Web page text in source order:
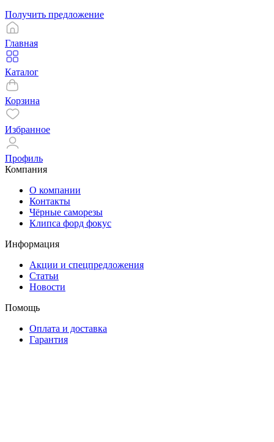
Получить предложение
Главная
Каталог
Корзина
Избранное
Профиль
Компания
О компании
Контакты
Чёрные саморезы
Клипса форд фокус
Информация
Акции и спецпредложения
Статьи
Новости
Помощь
Оплата и доставка
Гарантия